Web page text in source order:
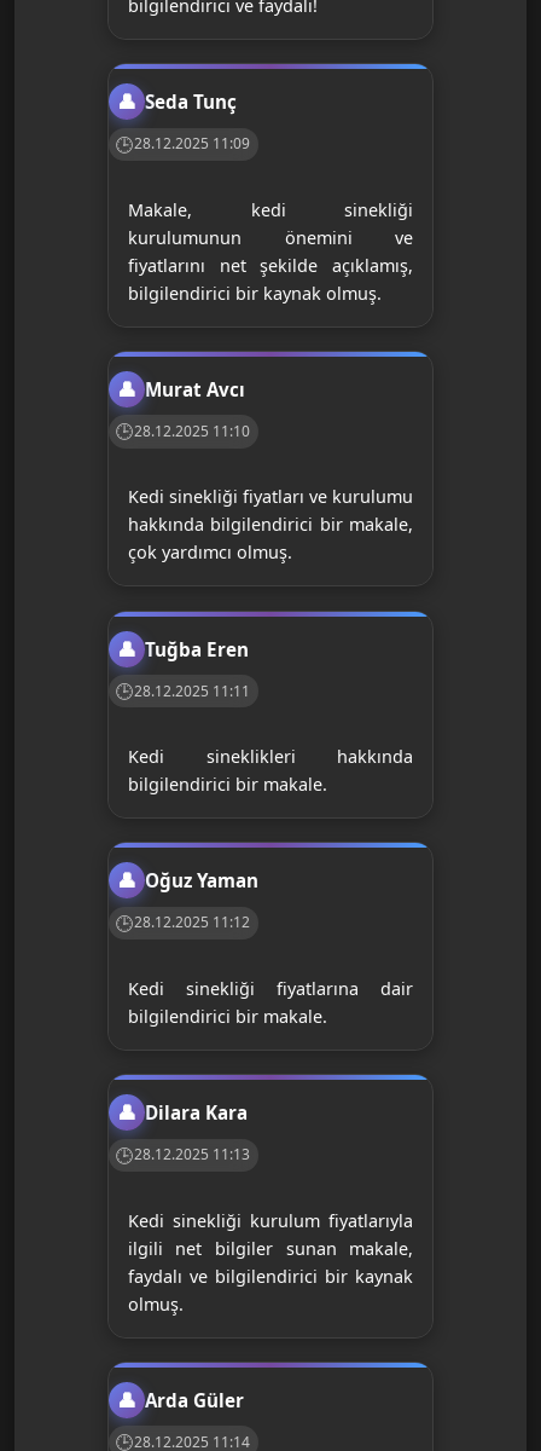
bilgilendirici ve faydalı!
Seda Tunç
28.12.2025 11:09
Makale, kedi sinekliği
kurulumunun önemini ve
fiyatlarını net şekilde açıklamış,
bilgilendirici bir kaynak olmuş.
Murat Avcı
28.12.2025 11:10
Kedi sinekliği fiyatları ve kurulumu
hakkında bilgilendirici bir makale,
çok yardımcı olmuş.
Tuğba Eren
28.12.2025 11:11
Kedi sineklikleri hakkında
bilgilendirici bir makale.
Oğuz Yaman
28.12.2025 11:12
Kedi sinekliği fiyatlarına dair
bilgilendirici bir makale.
Dilara Kara
28.12.2025 11:13
Kedi sinekliği kurulum fiyatlarıyla
ilgili net bilgiler sunan makale,
faydalı ve bilgilendirici bir kaynak
olmuş.
Arda Güler
28.12.2025 11:14